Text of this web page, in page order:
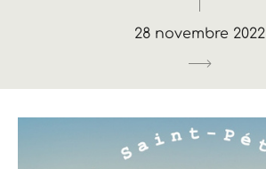
28 novembre 2022